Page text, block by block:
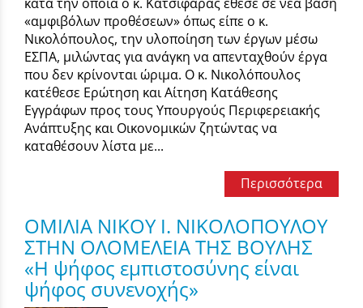
«αμφιβόλων προθέσεων» όπως είπε ο κ.
Νικολόπουλος, την υλοποίηση των έργων μέσω
ΕΣΠΑ, μιλώντας για ανάγκη να απενταχθούν έργα
που δεν κρίνονται ώριμα. Ο κ. Νικολόπουλος
κατέθεσε Ερώτηση και Αίτηση Κατάθεσης
Εγγράφων προς τους Υπουργούς Περιφερειακής
Ανάπτυξης και Οικονομικών ζητώντας να
καταθέσουν λίστα με...
Περισσότερα
ΟΜΙΛΙΑ ΝΙΚΟΥ Ι. ΝΙΚΟΛΟΠΟΥΛΟΥ
ΣΤΗΝ ΟΛΟΜΕΛΕΙΑ ΤΗΣ ΒΟΥΛΗΣ
«Η ψήφος εμπιστοσύνης είναι
ψήφος συνενοχής»